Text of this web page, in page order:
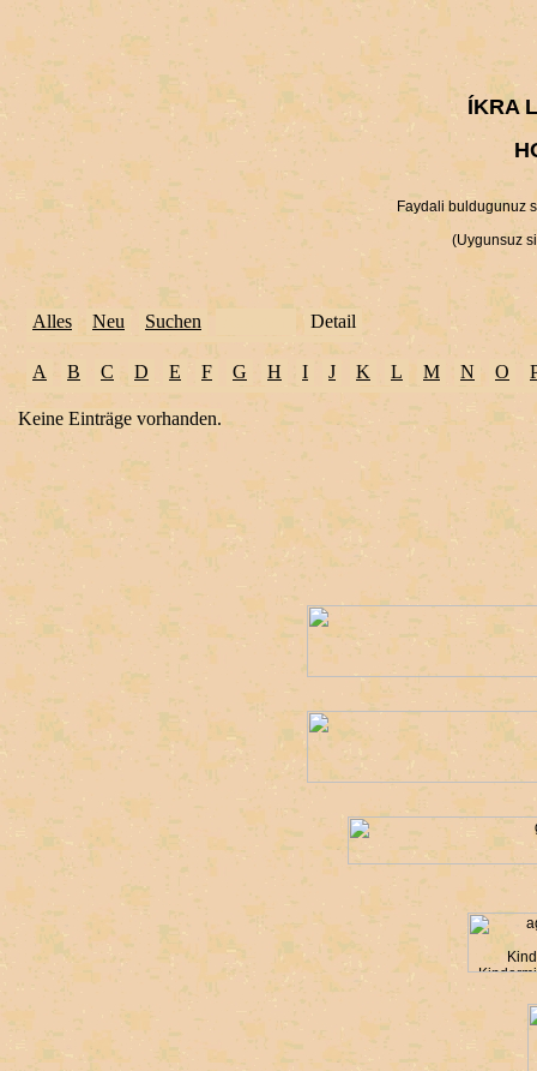
ÍKRA
Faydali buldugunuz
(Uygunsuz
Alles Neu Suchen Detail
A B C D E F G H I J K L M N O
Keine Einträge vorhanden.